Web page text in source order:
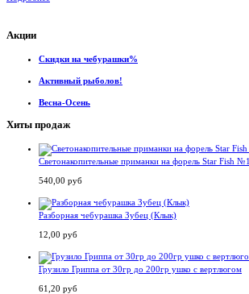
Акции
Скидки на чебурашки%
Активный рыболов!
Весна-Осень
Хиты продаж
Светонакопительные приманки на форель Star Fish №1
540,00 руб
Разборная чебурашка Зубец (Клык)
12,00 руб
Грузило Гриппа от 30гр до 200гр ушко с вертлюгом
61,20 руб